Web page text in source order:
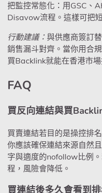
把監控常態化：用GSC、
Disavow流程。這樣可把
行動建議： 與供應商簽訂
銷售漏斗對齊。當你用合
買Backlink就能在香港市
FAQ
買反向連結與買
買賣連結若目的是操控排
你應該確保連結來源自然
字與適度的nofollow比例
程，風險會降低。
買連結後多久會看到